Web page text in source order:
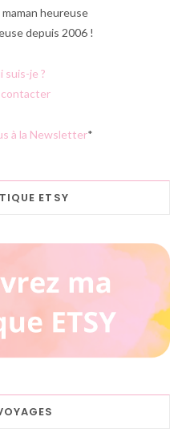
heureuse
depuis 2006 !
suis-je ?
contacter
à la Newsletter*
ETSY